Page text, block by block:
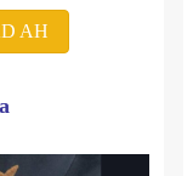
AH